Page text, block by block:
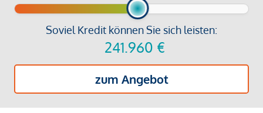
Soviel Kredit können Sie sich leisten:
241.960 €
zum Angebot